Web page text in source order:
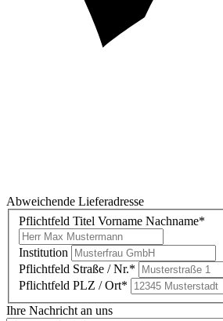
Abweichende Lieferadresse
Pflichtfeld Titel Vorname Nachname*
Institution
Pflichtfeld Straße / Nr.*
Pflichtfeld PLZ / Ort*
Ihre Nachricht an uns